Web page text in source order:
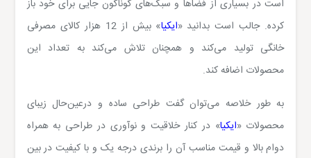
است در بسیاری از فضاها و سبک‌های گوناگون جایی برای خود باز
کرده. جالب است بدانید «ایکیا
» بیش از 12 هزار کالای مصرفی
خانگی تولید می‌کند و همچنان تلاش می‌کند به تعداد این
محصولات اضافه کند.
به طور خلاصه می‌توان گفت طراحی ساده و درعین‌حال زیبای
محصولات «ایکیا» در کنار خلاقیت و نوآوری در طراحی به همراه
دوام بالا و قیمت مناسب آن را برندی درجه یک و با کیفیت در بین